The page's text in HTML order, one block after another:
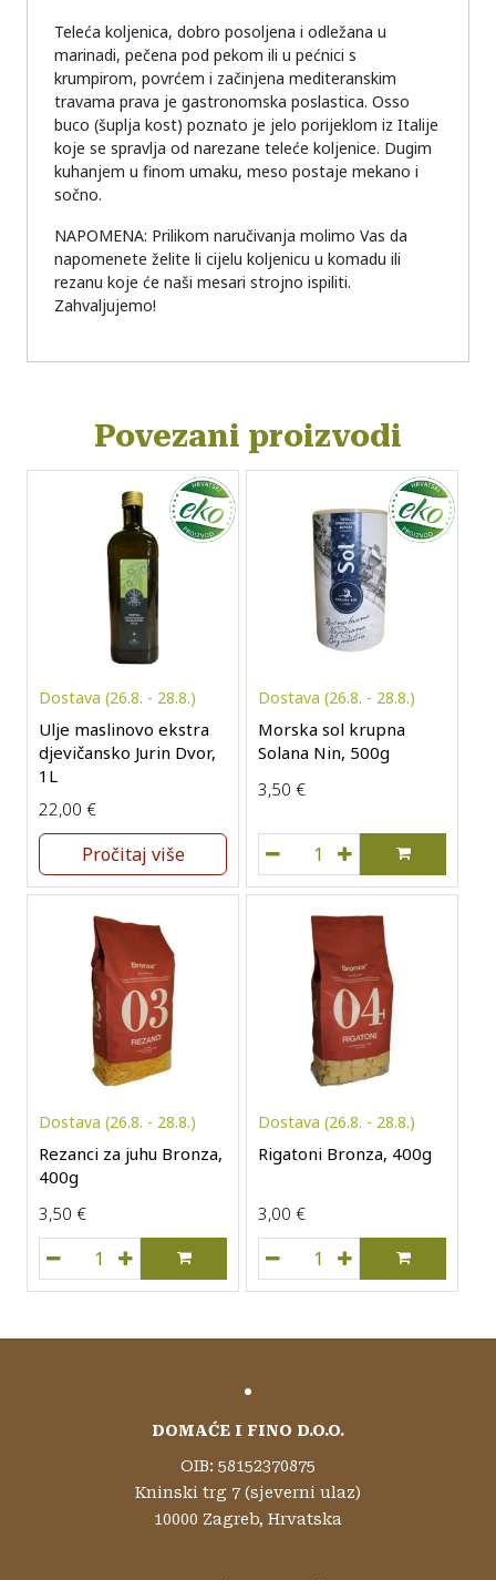
Teleća koljenica, dobro posoljena i odležana u
marinadi, pečena pod pekom ili u pećnici s
krumpirom, povrćem i začinjena mediteranskim
travama prava je gastronomska poslastica. Osso
buco (šuplja kost) poznato je jelo porijeklom iz Italije
koje se spravlja od narezane teleće koljenice. Dugim
kuhanjem u finom umaku, meso postaje mekano i
sočno.
NAPOMENA: Prilikom naručivanja molimo Vas da
napomenete želite li cijelu koljenicu u komadu ili
rezanu koje će naši mesari strojno ispiliti.
Zahvaljujemo!
Povezani proizvodi
Dostava (26.8. - 28.8.)
Ulje maslinovo ekstra
djevičansko Jurin Dvor,
1L
22,00 €
Pročitaj više
Dostava (26.8. - 28.8.)
Morska sol krupna
Solana Nin, 500g
3,50 €
Morska sol krupna
Dostava (26.8. - 28.8.)
Rezanci za juhu Bronza,
400g
3,50 €
Rezanci za juhu Bronza, 400g količina
Dostava (26.8. - 28.8.)
Rigatoni Bronza, 400g
3,00 €
Rigatoni Bronza, 400g
DOMAĆE I FINO D.O.O.
OIB: 58152370875
Kninski trg 7 (sjeverni ulaz)
10000 Zagreb, Hrvatska